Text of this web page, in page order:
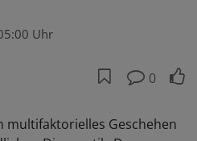
Uhr
0
multifaktorielles Geschehen